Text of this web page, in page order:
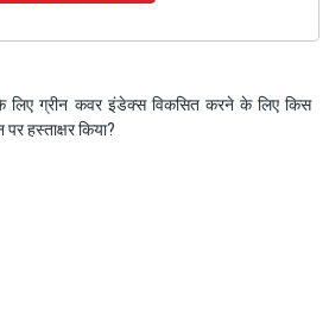
के लिए ग्रीन कवर इंडेक्स विकसित करने के लिए किस
हस्ताक्षर किया?